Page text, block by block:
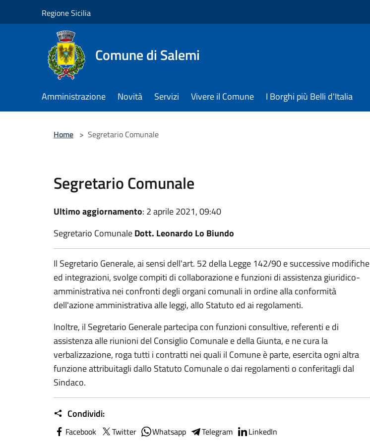
Regione Sicilia
Comune di Salemi
Amministrazione Novità Servizi Vivere il Comune I Borghi più Belli d'Italia
Home > Segretario Comunale
Segretario Comunale
Ultimo aggiornamento: 2 aprile 2021, 09:40
Segretario ComunaleDott. Leonardo Lo Biundo
Il Segretario Generale, ai sensi dell'art. 52 della Legge 142/90 e successive modifiche
ed integrazioni, svolge compiti di collaborazione e funzioni di assistenza giuridico-
amministrativa nei confronti degli organi comunali in ordine alla conformità
dell'azione amministrativa alle leggi, allo Statuto ed ai regolamenti.
Inoltre, il Segretario Generale partecipa con funzioni consultive, referenti e di
assistenza alle riunioni del Consiglio Comunale e della Giunta, e ne cura la
verbalizzazione, roga tutti i contratti nei quali il Comune è parte, esercita ogni altra
funzione attribuitagli dallo Statuto Comunale o dai regolamenti o conferitagli dal
Sindaco.
Condividi:
Facebook Twitter Whatsapp Telegram LinkedIn